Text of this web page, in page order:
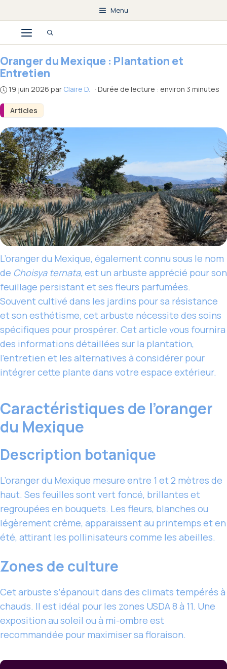
au
contenu
Menu
Menu
Articles
Oranger du Mexique : Plantation et
Entretien
19 juin 2026 par Claire D. · Durée de lecture : environ 3 minutes
L’oranger du Mexique, également connu sous le nom
de Choisya ternata, est un arbuste apprécié pour son
feuillage persistant et ses fleurs parfumées.
Souvent cultivé dans les jardins pour sa résistance
et son esthétisme, cet arbuste nécessite des soins
spécifiques pour prospérer. Cet article vous fournira
des informations détaillées sur la plantation,
l’entretien et les alternatives à considérer pour
intégrer cette plante dans votre espace extérieur.
Caractéristiques de l’oranger
du Mexique
Description botanique
L’oranger du Mexique mesure entre 1 et 2 mètres de
haut. Ses feuilles sont vert foncé, brillantes et
regroupées en bouquets. Les fleurs, blanches ou
légèrement crème, apparaissent au printemps et en
été, attirant les pollinisateurs comme les abeilles.
Zones de culture
Cet arbuste s’épanouit dans des climats tempérés à
chauds. Il est idéal pour les zones USDA 8 à 11. Une
exposition au soleil ou à mi-ombre est
recommandée pour maximiser sa floraison.